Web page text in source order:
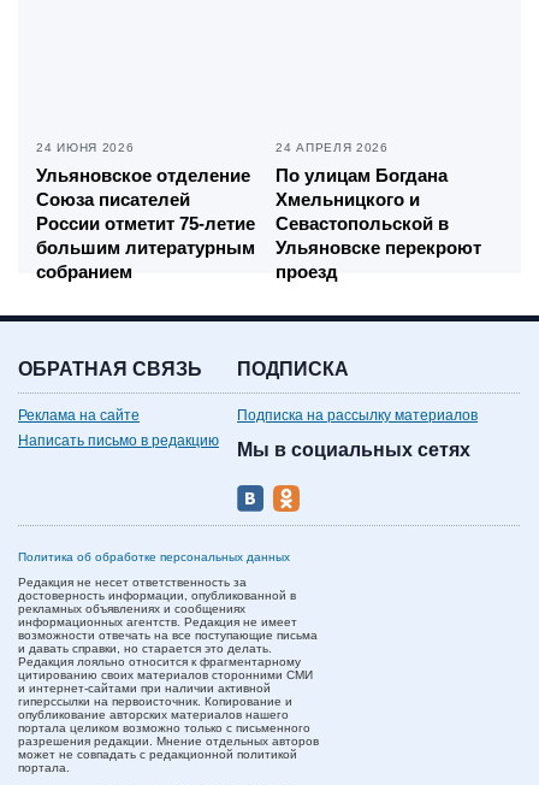
24 ИЮНЯ 2026
Ульяновское отделение
Союза писателей
России отметит 75-летие
большим литературным
собранием
24 АПРЕЛЯ 2026
По улицам Богдана
Хмельницкого и
Севастопольской в
Ульяновске перекроют
проезд
ОБРАТНАЯ СВЯЗЬ
Реклама на сайте
Написать письмо в редакцию
ПОДПИСКА
Подписка на рассылку материалов
Мы в социальных сетях
Политика об обработке персональных данных
Редакция не несет ответственность за
достоверность информации, опубликованной в
рекламных объявлениях и сообщениях
информационных агентств. Редакция не имеет
возможности отвечать на все поступающие письма
и давать справки, но старается это делать.
Редакция лояльно относится к фрагментарному
цитированию своих материалов сторонними СМИ
и интернет-сайтами при наличии активной
гиперссылки на первоисточник. Копирование и
опубликование авторских материалов нашего
портала целиком возможно только с письменного
разрешения редакции. Мнение отдельных авторов
может не совпадать с редакционной политикой
портала.